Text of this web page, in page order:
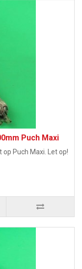
Puch Maxi
Puch Maxi. Let op!